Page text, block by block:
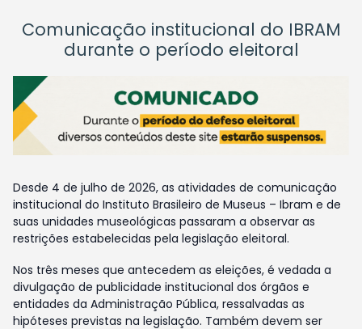
Comunicação institucional do IBRAM
durante o período eleitoral
Desde 4 de julho de 2026, as atividades de comunicação
institucional do Instituto Brasileiro de Museus – Ibram e de
suas unidades museológicas passaram a observar as
restrições estabelecidas pela legislação eleitoral.
Nos três meses que antecedem as eleições, é vedada a
divulgação de publicidade institucional dos órgãos e
entidades da Administração Pública, ressalvadas as
hipóteses previstas na legislação. Também devem ser